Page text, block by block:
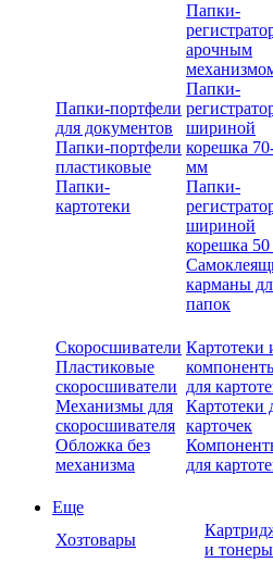
Папки-портфели
для документов
Папки-портфели
пластиковые
Папки-
картотеки
Папки-
арочным
Папки-
шириной
корешка
мм
Папки-
шириной
корешка
карманы
папок
Скоросшиватели
Пластиковые
скоросшиватели
Механизмы для
скоросшивателя
Обложка без
механизма
Картотеки
для
Картотеки
карточек
для
Еще
Хозтовары
и тонеры